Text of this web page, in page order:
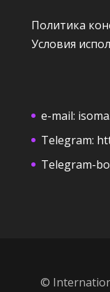
Политика
Условия
e-mail:
Telegram:
Telegram-
©